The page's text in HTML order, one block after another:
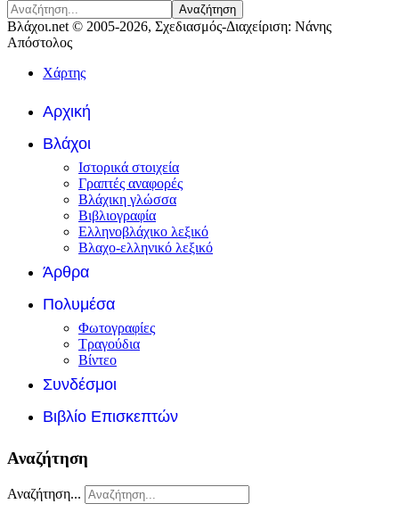
Αναζήτηση
Βλάχοι.net © 2005-2026, Σχεδιασμός-Διαχείριση: Νάνης
Απόστολος
Χάρτης
Αρχική
Βλάχοι
Ιστορικά στοιχεία
Γραπτές αναφορές
Βλάχικη γλώσσα
Βιβλιογραφία
Ελληνοβλάχικο λεξικό
Βλαχο-ελληνικό λεξικό
Άρθρα
Πολυμέσα
Φωτογραφίες
Τραγούδια
Βίντεο
Συνδέσμοι
Βιβλίο Επισκεπτών
Αναζήτηση
Αναζήτηση...